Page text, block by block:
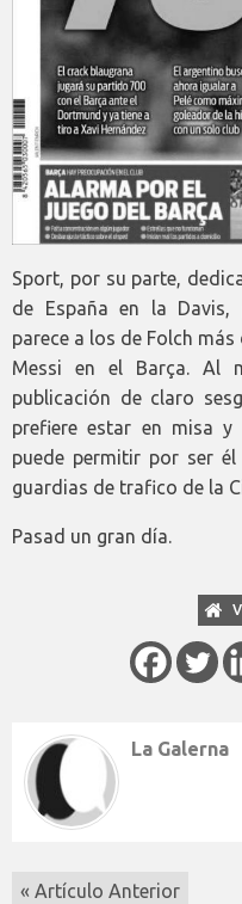
Sport, por su parte,
de España en la
parece a los de Folch
Messi en el Barça. Al
publicación de claro
prefiere estar en misa
puede permitir por ser
guardias de trafico de la
Pasad un gran día.
La Galerna
« Artículo Anterior